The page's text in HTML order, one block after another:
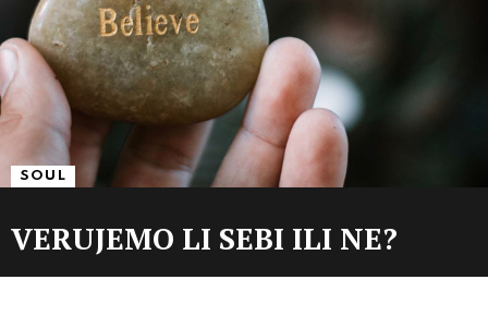
SOUL
VERUJEMO LI SEBI ILI NE?